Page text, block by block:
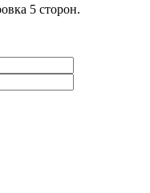
5 сторон.